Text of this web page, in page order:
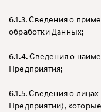
6.1.3. Сведения о
обработки Данных;
6.1.4. Сведения о
Предприятия;
6.1.5. Сведения о
Предприятии),